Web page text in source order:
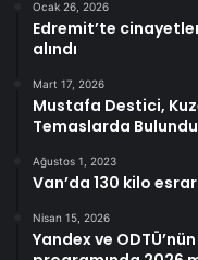
Ocak 26, 2026
Edremit’te
alındı
Mart 17, 2026
Mustafa Destici,
Temaslarda Bulundu
Ağustos 1, 2023
Van’da 130 kilo
Nisan 15, 2026
Yandex ve